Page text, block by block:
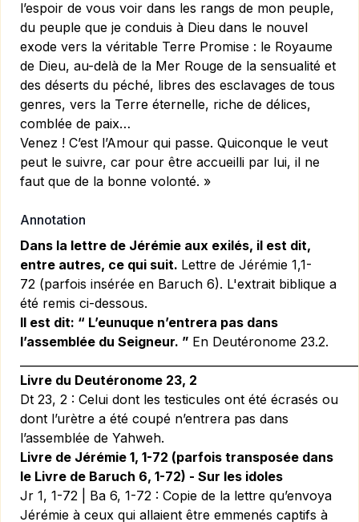
l’espoir de vous voir dans les rangs de mon peuple,
du peuple que je conduis à Dieu dans le nouvel
exode vers la véritable Terre Promise : le Royaume
de Dieu, au-delà de la Mer Rouge de la sensualité et
des déserts du péché, libres des esclavages de tous
genres, vers la Terre éternelle, riche de délices,
comblée de paix…
Venez ! C’est l’Amour qui passe. Quiconque le veut
peut le suivre, car pour être accueilli par lui, il ne
faut que de la bonne volonté. »
Annotation
Dans la lettre de Jérémie aux exilés, il est dit,
entre autres, ce qui suit. Lettre de Jérémie 1,1-
72 (parfois insérée en Baruch 6). L'extrait biblique a
été remis ci-dessous.
Il est dit: “ L’eunuque n’entrera pas dans
l’assemblée du Seigneur. ” En Deutéronome 23.2.
Livre du Deutéronome 23, 2
Dt 23, 2 : Celui dont les testicules ont été écrasés ou
dont l’urètre a été coupé n’entrera pas dans
l’assemblée de Yahweh.
Livre de Jérémie 1, 1-72 (parfois transposée dans
le Livre de Baruch 6, 1-72) - Sur les idoles
Jr 1, 1-72 | Ba 6, 1-72 : Copie de la lettre qu’envoya
Jérémie à ceux qui allaient être emmenés captifs à